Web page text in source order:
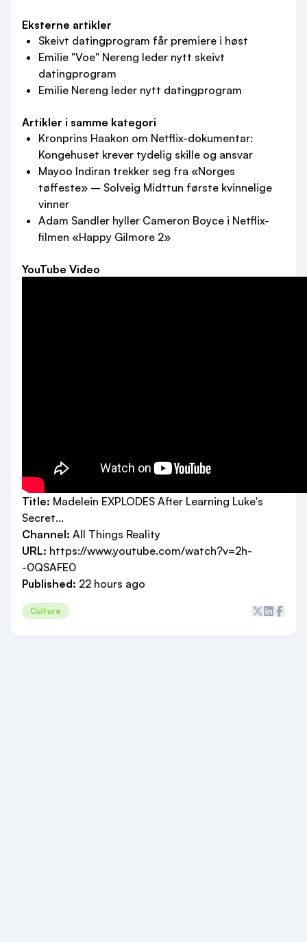
Eksterne artikler
Skeivt datingprogram får premiere i høst
Emilie "Voe" Nereng leder nytt skeivt
datingprogram
Emilie Nereng leder nytt datingprogram
Artikler i samme kategori
Kronprins Haakon om Netflix-dokumentar:
Kongehuset krever tydelig skille og ansvar
Mayoo Indiran trekker seg fra «Norges
tøffeste» – Solveig Midttun første kvinnelige
vinner
Adam Sandler hyller Cameron Boyce i Netflix-
filmen «Happy Gilmore 2»
YouTube Video
Title: Madelein EXPLODES After Learning Luke's
Secret...
Channel: All Things Reality
URL: https://www.youtube.com/watch?v=2h-
-0QSAFE0
Published: 22 hours ago
Culture